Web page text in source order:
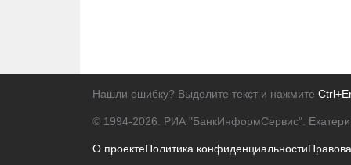
Нашли ошибку? Выделите текст и нажмите
© 1994-2026. РИА "БанкИнформСервис".
О проектеПолитика конфиденциальности